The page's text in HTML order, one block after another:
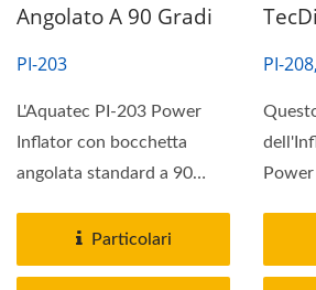
Angolato A 90 Gradi
PI-203
L'Aquatec PI-203 Power
Inflator con bocchetta
angolata standard a 90
Particolari
PI-